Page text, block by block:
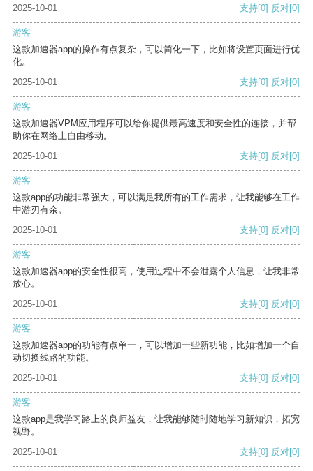
2025-10-01
支持[0] 反对[0]
游客
这款加速器app的操作有点复杂，可以简化一下，比如将设置页面进行优
化。
2025-10-01
支持[0] 反对[0]
游客
这款加速器VPM应用程序可以给你提供最高速度和安全性的连接，并帮
助你在网络上自由移动。
2025-10-01
支持[0] 反对[0]
游客
这款app的功能非常强大，可以满足我所有的工作需求，让我能够在工作
中游刃有余。
2025-10-01
支持[0] 反对[0]
游客
这款加速器app的安全性很高，使用过程中不会泄露个人信息，让我非常
放心。
2025-10-01
支持[0] 反对[0]
游客
这款加速器app的功能有点单一，可以增加一些新功能，比如增加一个自
动切换线路的功能。
2025-10-01
支持[0] 反对[0]
游客
这款app是我学习路上的良师益友，让我能够随时随地学习新知识，拓宽
视野。
2025-10-01
支持[0] 反对[0]